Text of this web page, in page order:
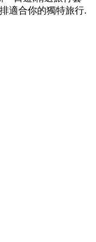
適合你的獨特旅行.